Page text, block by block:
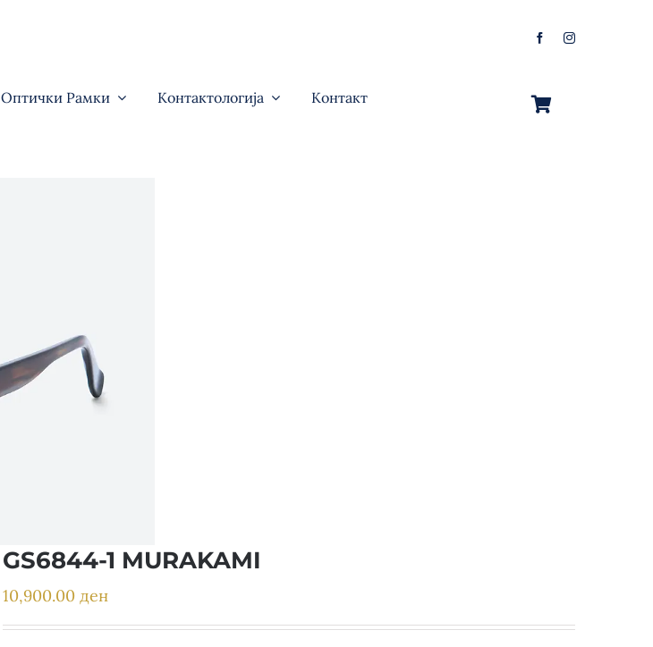
Оптички Рамки Контактологија Контакт
GS6844-1 MURAKAMI
10,900.00 ден